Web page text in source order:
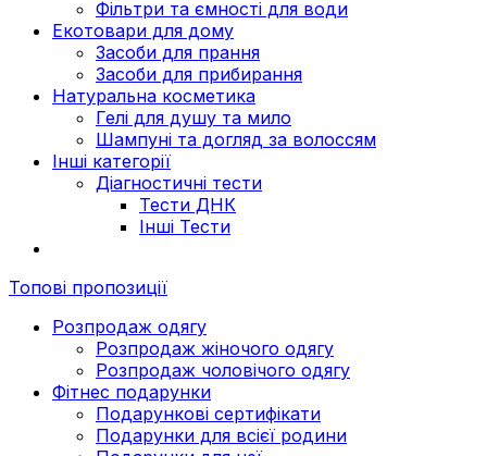
Фільтри та ємності для води
Екотовари для дому
Засоби для прання
Засоби для прибирання
Натуральна косметика
Гелі для душу та мило
Шампуні та догляд за волоссям
Інші категорії
Діагностичні тести
Тести ДНК
Інші Тести
Топові пропозиції
Розпродаж одягу
Розпродаж жіночого одягу
Розпродаж чоловічого одягу
Фітнес подарунки
Подарункові сертифікати
Подарунки для всієї родини